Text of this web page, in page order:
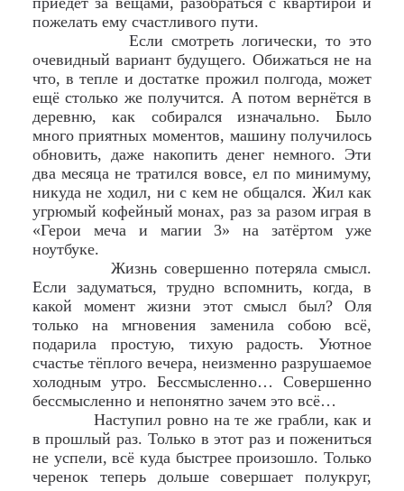
пожелать ему счастливого пути.
Если смотреть логически, то это
очевидный вариант будущего. Обижаться не на
что, в тепле и достатке прожил полгода, может
ещё столько же получится. А потом вернётся в
деревню, как собирался изначально. Было
много приятных моментов, машину получилось
обновить, даже накопить денег немного. Эти
два месяца не тратился вовсе, ел по минимуму,
никуда не ходил, ни с кем не общался. Жил как
угрюмый кофейный монах, раз за разом играя в
«Герои меча и магии 3» на затёртом уже
ноутбуке.
Жизнь совершенно потеряла смысл.
Если задуматься, трудно вспомнить, когда, в
какой момент жизни этот смысл был? Оля
только на мгновения заменила собою всё,
подарила простую, тихую радость. Уютное
счастье тёплого вечера, неизменно разрушаемое
холодным утро. Бессмысленно… Совершенно
бессмысленно и непонятно зачем это всё…
Наступил ровно на те же грабли, как и
в прошлый раз. Только в этот раз и пожениться
не успели, всё куда быстрее произошло. Только
черенок теперь дольше совершает полукруг,